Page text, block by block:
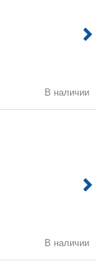
В наличии
В наличии